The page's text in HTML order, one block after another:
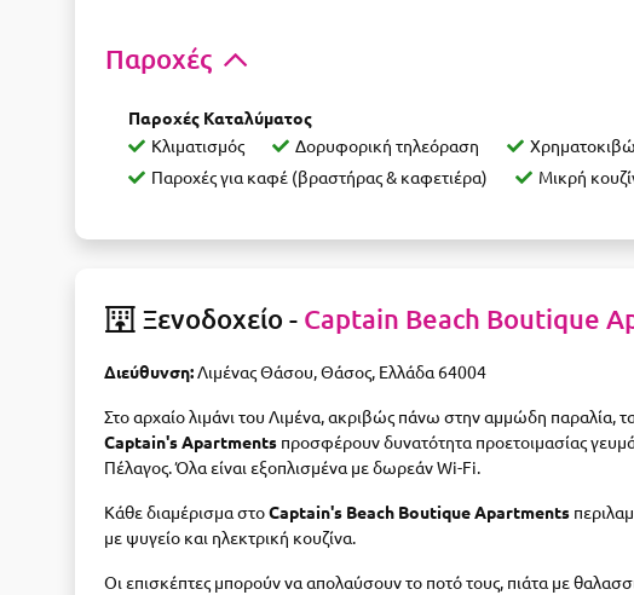
Παροχές
Παροχές Καταλύματος
Κλιματισμός
Δορυφορική τηλεόραση
Παροχές για καφέ (βραστήρας & καφετιέρα)
Μικρή
Ξενοδοχείο - Captain Beach Boutique
Διεύθυνση:Λιμένας Θάσου, Θάσος, Ελλάδα 64004
Στο αρχαίο λιμάνι του Λιμένα, ακριβώς πάνω στην αμμώδη παραλία,
Captain's Apartments προσφέρουν δυνατότητα προετοιμασίας
Πέλαγος. Όλα είναι εξοπλισμένα με δωρεάν Wi-Fi.
Κάθε διαμέρισμα στοCaptain's Beach Boutique Apartments
με ψυγείο και ηλεκτρική κουζίνα.
Οι επισκέπτες μπορούν να απολαύσουν το ποτό τους, πιάτα με